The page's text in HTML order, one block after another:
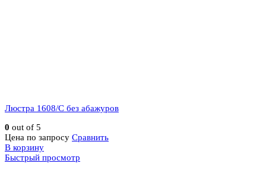
Люстра 1608/C без абажуров
0 out of 5
Цена по запросу Сравнить
В корзину
Быстрый просмотр